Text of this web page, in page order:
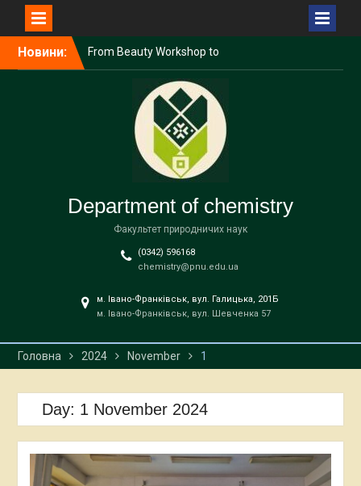
Новини:
From Beauty Workshop to
European Eco-Monitoring:
The Department of
Chemistry Impressed
Applicants at the Festive
Stefanyk Open Day: Saint
Nicholas and the Science of
environmental monitoring
within the framework of
the Erasmus+ project
Optional online course
within the project
environmental objects in
integration”
Еxchange of experience
Department of chemistry
Факультет природничих наук
(0342) 596168
chemistry@pnu.edu.ua
м. Івано-Франківськ, вул. Галицька, 201Б
м. Івано-Франківськ, вул. Шевченка 57
Головна 2024 November 1
Day: 1 November 2024